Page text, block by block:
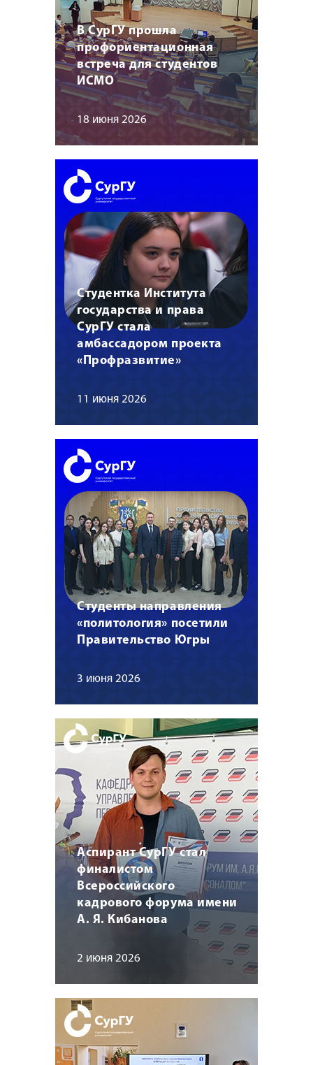
В СурГУ прошла
профориентационная
встреча для студентов
ИСМО
18 июня 2026
Студентка Института
государства и права
СурГУ стала
амбассадором проекта
«Профразвитие»
11 июня 2026
Студенты направления
«политология» посетили
Правительство Югры
3 июня 2026
Аспирант СурГУ стал
финалистом
Всероссийского
кадрового форума имени
А. Я. Кибанова
2 июня 2026